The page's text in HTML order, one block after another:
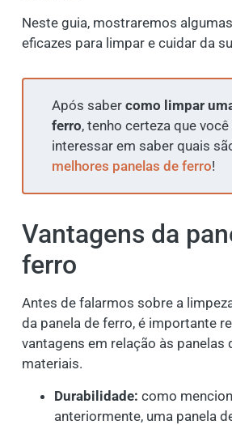
Neste guia, mostraremos
eficazes para limpar e cuidar da
Após saber como limpar
ferro, tenho certeza que você
interessar em saber quais
melhores panelas de ferro!
Vantagens da
ferro
Antes de falarmos sobre a
da panela de ferro, é importante
vantagens em relação às panelas
materiais.
Durabilidade: como
anteriormente, uma panela